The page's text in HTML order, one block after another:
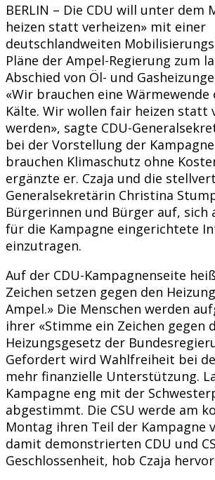
BERLIN – Die CDU will unter dem
heizen statt verheizen» mit einer
deutschlandweiten
Pläne der Ampel-Regierung zum
Abschied von Öl- und
«Wir brauchen eine Wärmewende
Kälte. Wir wollen fair heizen statt
werden», sagte CDU-
bei der Vorstellung der
brauchen Klimaschutz ohne
ergänzte er. Czaja und die
Generalsekretärin Christina
Bürgerinnen und Bürger auf, sich
für die Kampagne eingerichtete
einzutragen.
Auf der CDU-Kampagnenseite
Zeichen setzen gegen den
Ampel.» Die Menschen werden
ihrer «Stimme ein Zeichen gegen
Heizungsgesetz der
Gefordert wird Wahlfreiheit bei
mehr finanzielle Unterstützung.
Kampagne eng mit der
abgestimmt. Die CSU werde am
Montag ihren Teil der Kampagne
damit demonstrierten CDU und
Geschlossenheit, hob Czaja